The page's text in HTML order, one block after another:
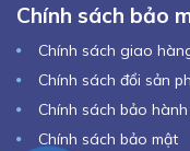
Chính sách bảo
Chính sách giao
Chính sách đổi sản
Chính sách bảo hành
Chính sách bảo mật